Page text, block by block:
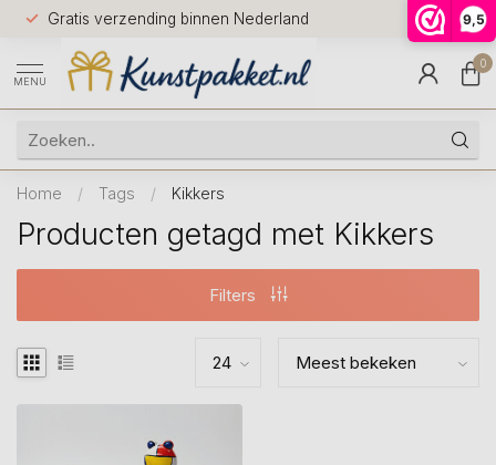
9,5
Gratis verzending binnen Nederland
Voor
huis
9.5
MENU
0
Home / Tags / Kikkers
Producten getagd met Kikkers
Filters